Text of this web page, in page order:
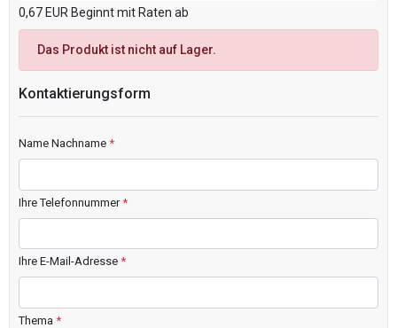
0,67 EUR Beginnt mit Raten ab
Das Produkt ist nicht auf Lager.
Kontaktierungsform
Name Nachname *
Ihre Telefonnummer*
Ihre E-Mail-Adresse *
Thema *